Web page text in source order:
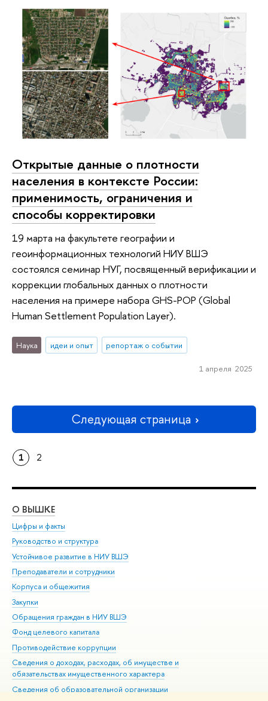
Открытые данные о плотности
населения в контексте России:
применимость, ограничения и
способы корректировки
19 марта на факультете географии и
геоинформационных технологий НИУ ВШЭ
состоялся семинар НУГ, посвященный верификации и
коррекции глобальных данных о плотности
населения на примере набора GHS-POP (Global
Human Settlement Population Layer).
Наука идеи и опыт репортаж о событии
1 апреля 2025
Следующая страница
1 2
О ВЫШКЕ
Цифры и факты
Руководство и структура
Устойчивое развитие в НИУ ВШЭ
Преподаватели и сотрудники
Корпуса и общежития
Закупки
Обращения граждан в НИУ ВШЭ
Фонд целевого капитала
Противодействие коррупции
Сведения о доходах, расходах, об имуществе и
обязательствах имущественного характера
Сведения об образовательной организации